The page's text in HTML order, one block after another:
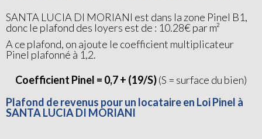
SANTA LUCIA DI MORIANI est dans la zone Pinel B1,
donc le plafond des loyers est de : 10.28€ par m²
A ce plafond, on ajoute le coefficient multiplicateur
Pinel plafonné à 1,2.
Coefficient Pinel = 0,7 + (19/S)(S = surface du bien)
Plafond de revenus pour un locataire en Loi Pinel à
SANTA LUCIA DI MORIANI